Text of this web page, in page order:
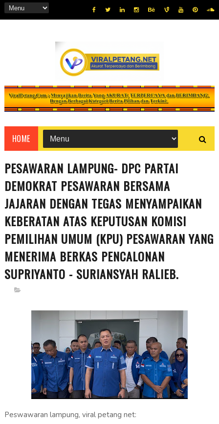
HOME
PESAWARAN LAMPUNG- DPC PARTAI
DEMOKRAT PESAWARAN BERSAMA
JAJARAN DENGAN TEGAS MENYAMPAIKAN
KEBERATAN ATAS KEPUTUSAN KOMISI
PEMILIHAN UMUM (KPU) PESAWARAN YANG
MENERIMA BERKAS PENCALONAN
SUPRIYANTO - SURIANSYAH RALIEB.
Peswawaran lampung, viral petang net: